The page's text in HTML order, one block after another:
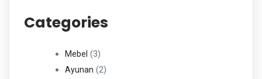
Categories
Mebel 33
Produk
Ayunan 22